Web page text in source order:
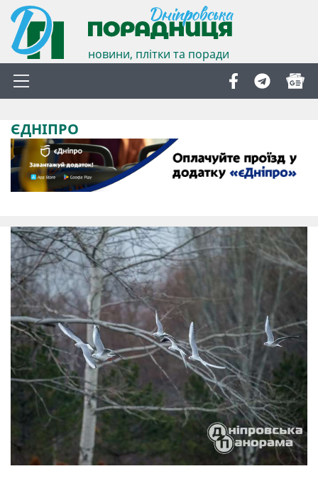
новини, плітки та поради
ЄДНІПРО